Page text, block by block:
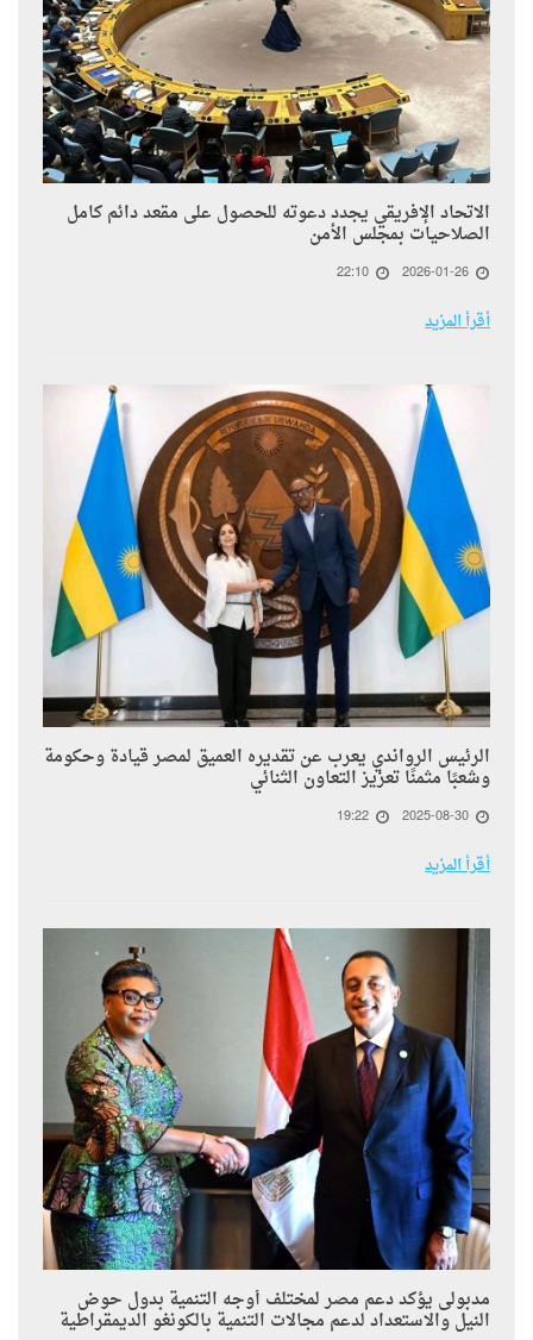
الاتحاد الإفريقي يجدد دعوته للحصول على مقعد دائم كامل
الصلاحيات بمجلس الأمن
2026-01-26
22:10
أقرأ المزيد
الرئيس الرواندي يعرب عن تقديره العميق لمصر قيادةً وحكومةً
وشعبًا مثمنًا تعزيز التعاون الثنائي
2025-08-30
19:22
أقرأ المزيد
مدبولى يؤكد دعم مصر لمختلف أوجه التنمية بدول حوض
النيل والاستعداد لدعم مجالات التنمية بالكونغو الديمقراطية